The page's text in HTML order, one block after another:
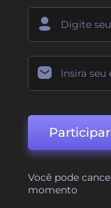
Participar
Você pode
momento